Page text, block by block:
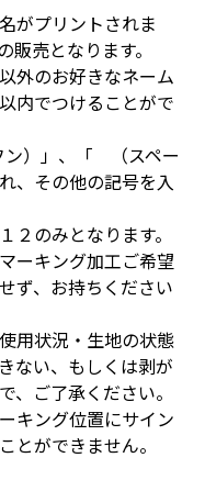
がプリントされま
売となります。
外のお好きなネーム
内でつけることがで
ン）」、「 （スペー
、その他の記号を入
のみとなります。
ーキング加工ご希望
ず、お持ちください
用状況・生地の状態
ない、もしくは剥が
、ご了承ください。
キング位置にサイン
とができません。